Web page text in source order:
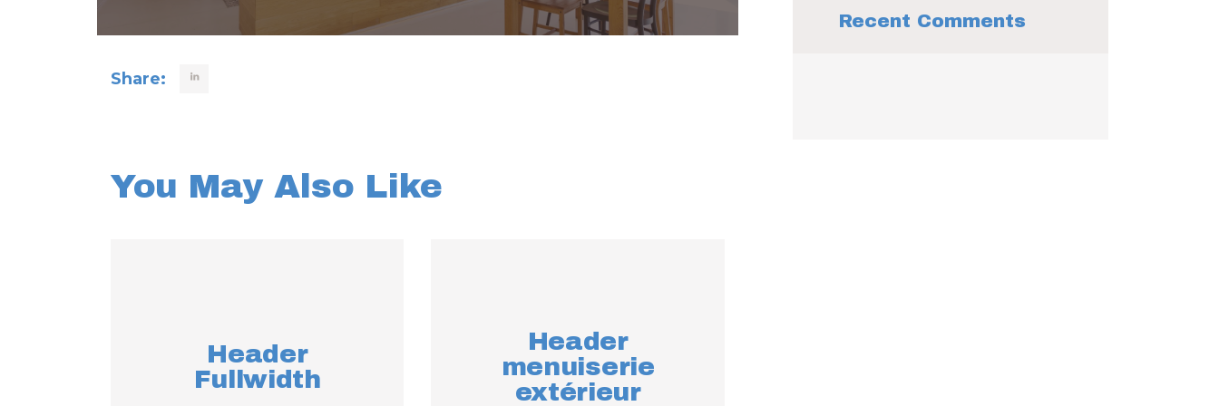
Share:
You May Also Like
Header
Fullwidth
Header
menuiserie
extérieur
Recent Comments